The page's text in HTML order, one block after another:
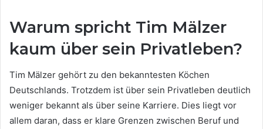
Warum spricht Tim Mälzer
kaum über sein Privatleben?
Tim Mälzer gehört zu den bekanntesten Köchen
Deutschlands. Trotzdem ist über sein Privatleben deutlich
weniger bekannt als über seine Karriere. Dies liegt vor
allem daran, dass er klare Grenzen zwischen Beruf und